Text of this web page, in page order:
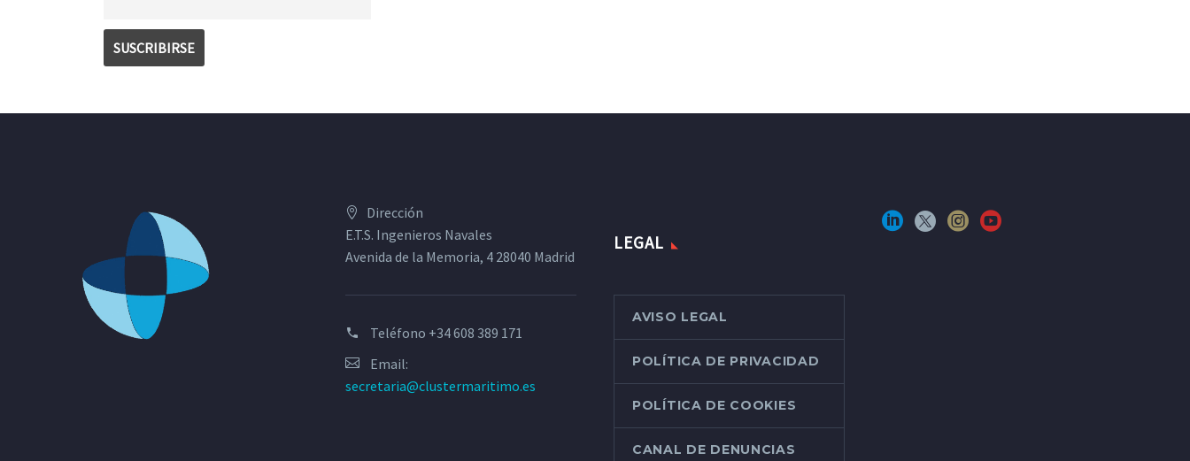
Dirección
E.T.S. Ingenieros Navales
Avenida de la Memoria, 4 28040 Madrid
Teléfono +34 608 389 171
Email:
secretaria@clustermaritimo.es
LEGAL
AVISO LEGAL
POLÍTICA DE PRIVACIDAD
POLÍTICA DE COOKIES
CANAL DE DENUNCIAS